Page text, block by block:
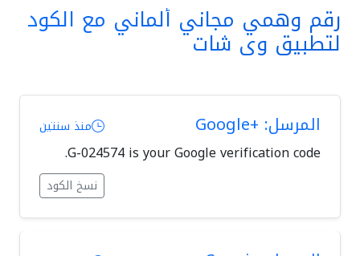
رقم وهمي مجاني ألماني مع الكود
لتطبيق وي شات
المرسل: +Google منذ سنتين
G-024574 is your Google verification code.
نسخ الكود